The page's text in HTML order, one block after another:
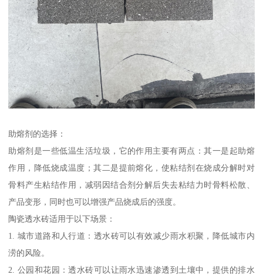
助熔剂的选择：
助熔剂是一些低温生活垃圾，它的作用主要有两点：其一是起助熔
作用，降低烧成温度；其二是提前熔化，使粘结剂在烧成分解时对
骨料产生粘结作用，减弱因结合剂分解后失去粘结力时骨料松散、
产品变形，同时也可以增强产品烧成后的强度。
陶瓷透水砖适用于以下场景：
1. 城市道路和人行道：透水砖可以有效减少雨水积聚，降低城市内
涝的风险。
2. 公园和花园：透水砖可以让雨水迅速渗透到土壤中，提供的排水